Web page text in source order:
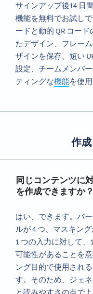
サインアップ後14 日
機能を無料でお試し
ードと動的 QR コー
たデザイン、フレー
ザインを保存、短い
設定、チームメンバ
ティングな機能を使
作
同じコンテンツに
を作成できますか？
はい、できます。バ
ルが 4 つ、マスキン
1 つの入力に対して、
可能性があることを
ング目的で使用され
す。そのため、ジェ
と読みやすさの点で